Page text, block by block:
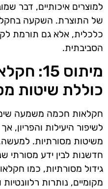
למוצרים איכותיים, דבר
של התוצרת. השקעה
כלכלית, אלא גם תורמת
הסביבתית.
מיתוס
כוללת שיטות
חקלאות חכמה משמעה
לשיפור היעילות
משיטות מסורתיות.
חדשנות לבין ידע מסורתי
גידול מסורתיות, כמו
מקומיים, נותרות